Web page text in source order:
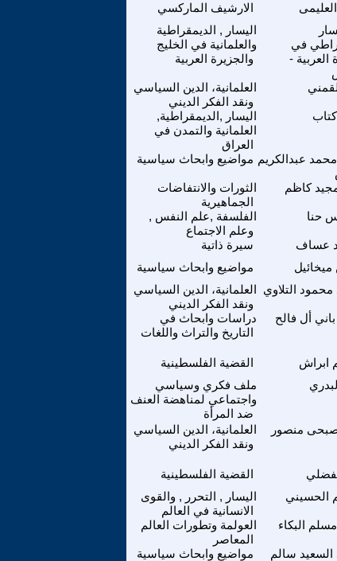
الارشيف الماركسي
اليسار , الديمقراطية
والعلمانية في الخليج
والجزيرة العربية
في
العربية -
العلمانية، الدين السياسي
ونقد الفكر الديني
اليسار ,الديمقراطية,
العلمانية والتمدن في
العراق
مواضيع وابحاث سياسية عبدالكريم
الثورات والانتفاضات
الجماهيرية
كاظم
الفلسفة ,علم النفس ,
وعلم الاجتماع
حنا
سيرة ذاتية عساف
مواضيع وابحاث سياسية
ميخائيل
العلمانية، الدين السياسي
ونقد الفكر الديني
التلاوي
دراسات وابحاث في
التاريخ والتراث واللغات
أل فالح
القضية الفلسطينية ابراش
ملف فكري وسياسي
واجتماعي لمناهضة العنف
ضد المرأة
العلمانية، الدين السياسي
ونقد الفكر الديني
منصور
القضية الفلسطينية
اليسار , التحرر , والقوى
الانسانية في العالم
الحسيني
العولمة وتطورات العالم
المعاصر
البكاء
مواضيع وابحاث سياسية سالم